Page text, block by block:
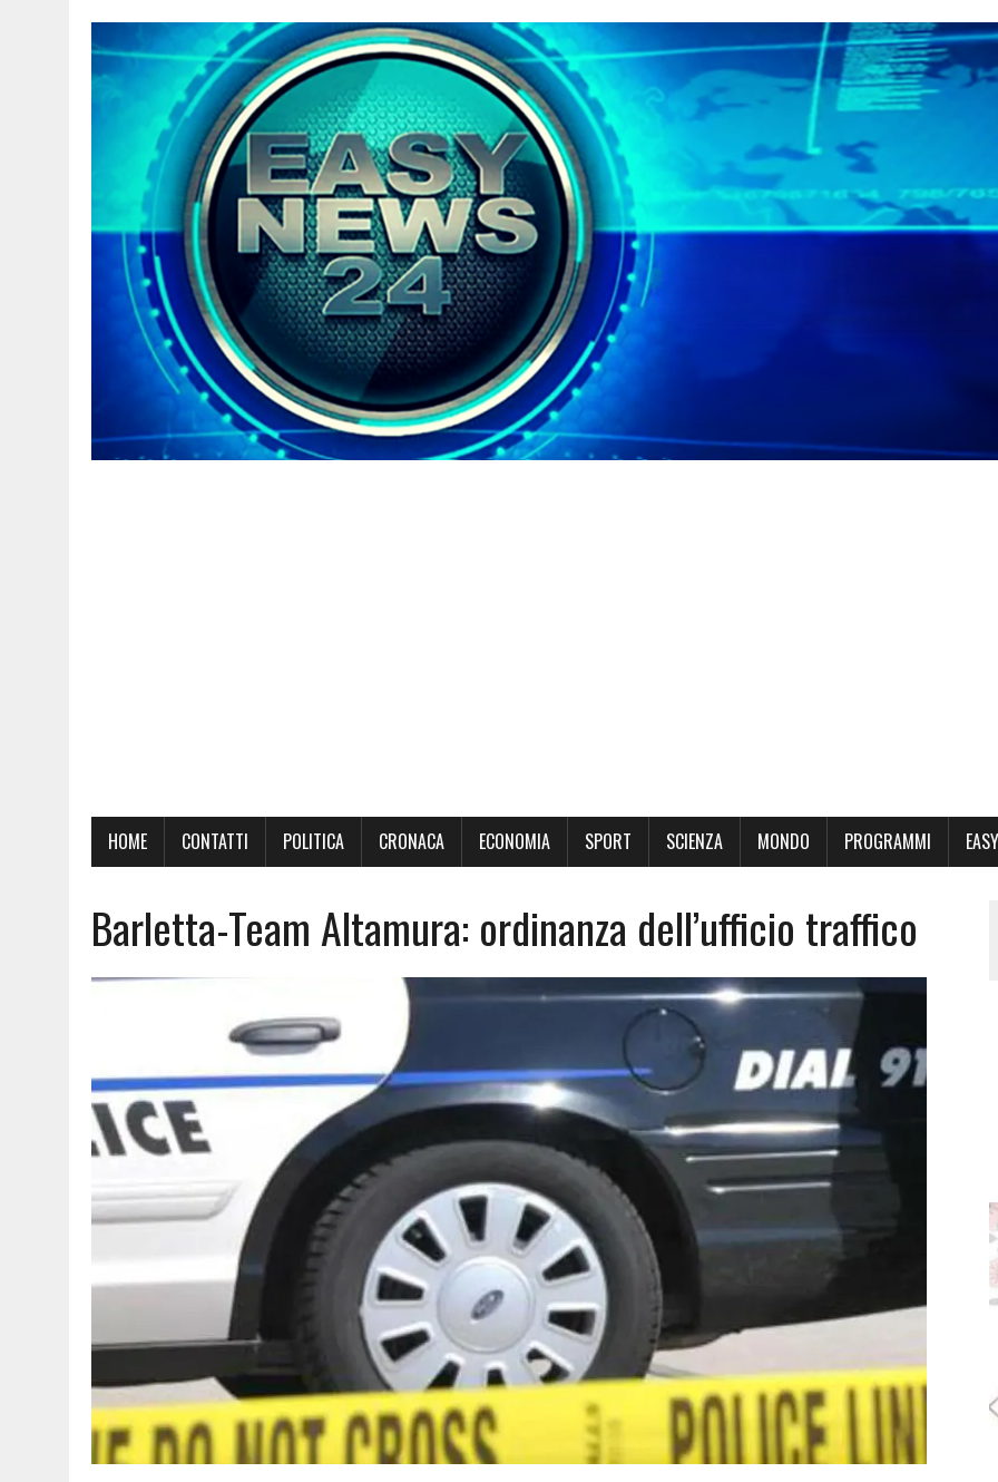
HOME CONTATTI POLITICA CRONACA ECONOMIA SPORT SCIENZA MONDO PROGRAMMI
Barletta-Team Altamura: ordinanza dell’ufficio traffico